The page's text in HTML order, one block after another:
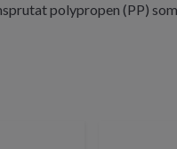
polypropen (PP)